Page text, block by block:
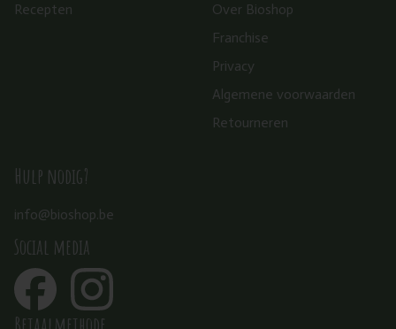
Recepten
Over Bioshop
Franchise
Privacy
Algemene voorwaarden
Retourneren
Hulp nodig?
info@bioshop.be
Social media